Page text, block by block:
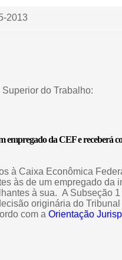
2013
do Trabalho:
empregado da CEF e receberá
à Caixa Econômica
às de um empregado da
à sua. A Subseção
originária do
com a Orientação